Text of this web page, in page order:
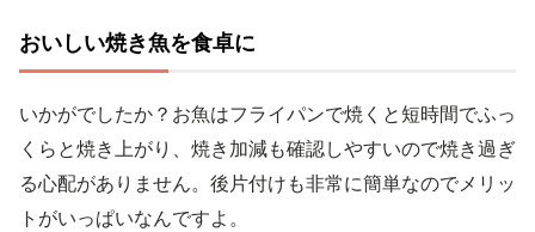
おいしい焼き魚を食卓に
いかがでしたか？お魚はフライパンで焼くと短時間でふっ
くらと焼き上がり、焼き加減も確認しやすいので焼き過ぎ
る心配がありません。後片付けも非常に簡単なのでメリッ
トがいっぱいなんですよ。